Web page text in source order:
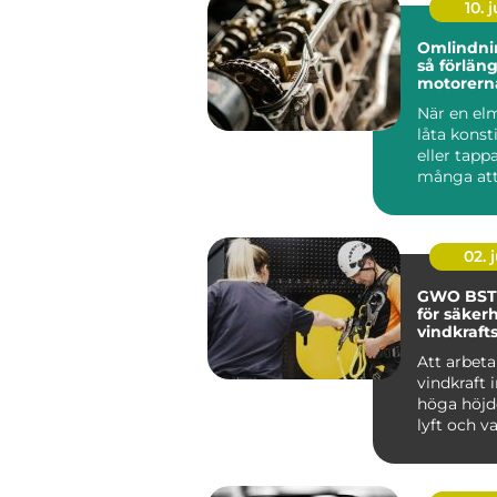
10.
så
När en
låta
eller
många
02.
GWO
för
Att
vindkraft
höga
lyft och